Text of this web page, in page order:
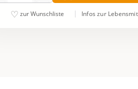
zur Wunschliste Infos zur